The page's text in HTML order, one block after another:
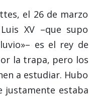
el 26 de marzo
XV –que supo
es el rey de
la trapa, pero los
a estudiar. Hubo
justamente estaba